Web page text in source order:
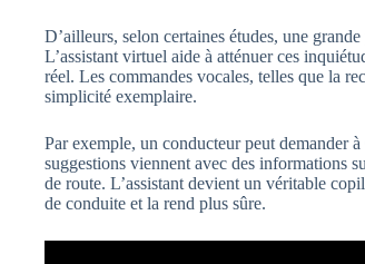
D’ailleurs, selon certaines études, une
L’assistant virtuel aide à atténuer ces
réel. Les commandes vocales, telles que la
simplicité exemplaire.
Par exemple, un conducteur peut demander
suggestions viennent avec des informations
de route. L’assistant devient un véritable
de conduite et la rend plus sûre.